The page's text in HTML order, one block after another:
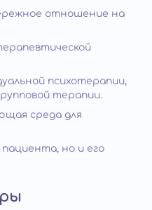
отношение на
психотерапии,
терапии.
среда для
но и его